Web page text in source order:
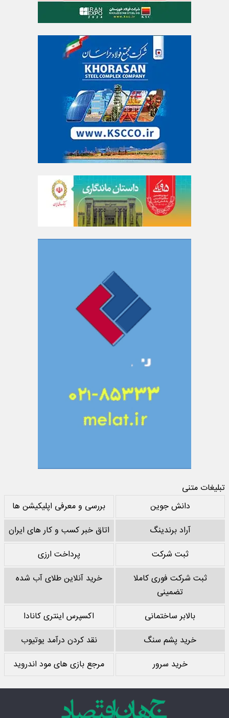
تبلیغات متنی
دانش جوین
بررسی و معرفی اپلیکیشن ها
آراد برندینگ
اتاق خبر کسب و کار های ایران
ثبت شرکت
پرداخت ارزی
ثبت شرکت فوری کاملا
تضمینی
خرید آنلاین طلای آب شده
بالابر ساختمانی
اکسپرس اینتری کانادا
خرید پشم سنگ
نقد کردن درآمد یوتیوب
خرید سرور
مرجع بازی های مود اندروید